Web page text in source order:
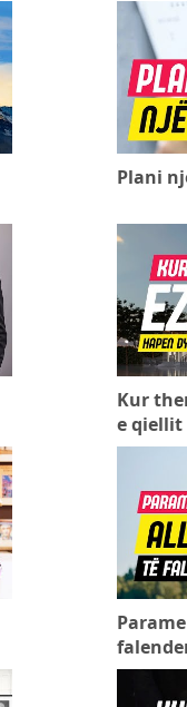
Plani
Kur
e qiellit